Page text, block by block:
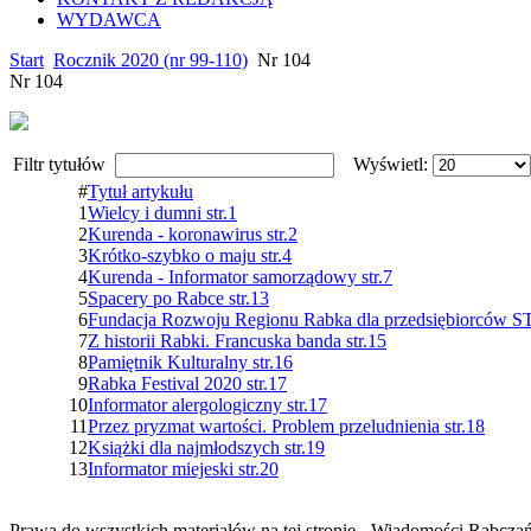
WYDAWCA
Start Rocznik 2020 (nr 99-110) Nr 104
Nr 104
Filtr tytułów
Wyświetl:
#Tytuł artykułu
1Wielcy i dumni str.1
2Kurenda - koronawirus str.2
3Krótko-szybko o maju str.4
4Kurenda - Informator samorządowy str.7
5Spacery po Rabce str.13
6Fundacja Rozwoju Regionu Rabka dla przedsiębiorców
7Z historii Rabki. Francuska banda str.15
8Pamiętnik Kulturalny str.16
9Rabka Festival 2020 str.17
10Informator alergologiczny str.17
11Przez pryzmat wartości. Problem przeludnienia str.18
12Książki dla najmłodszych str.19
13Informator miejeski str.20